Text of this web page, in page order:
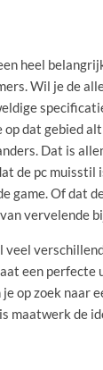
heel
Wil je de
op dat gebied
Dat is
de pc muisstil
game. Of dat
vervelende
veel
een perfecte
op zoek naar
maatwerk de